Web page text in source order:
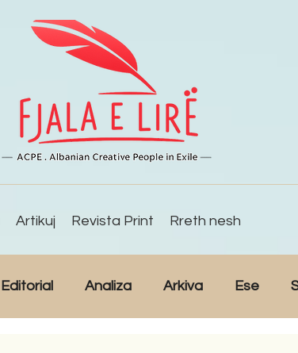
Artikuj Revista Print Rreth nesh
Editorial Analiza Arkiva Ese